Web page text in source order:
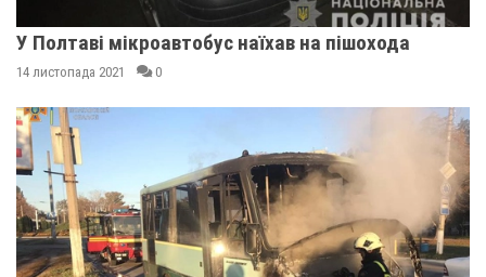
У Полтаві мікроавтобус наїхав на пішохода
14 листопада 2021 0